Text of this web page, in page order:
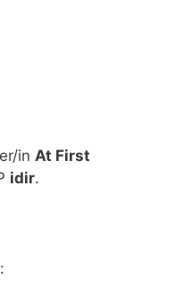
in At First
idir.